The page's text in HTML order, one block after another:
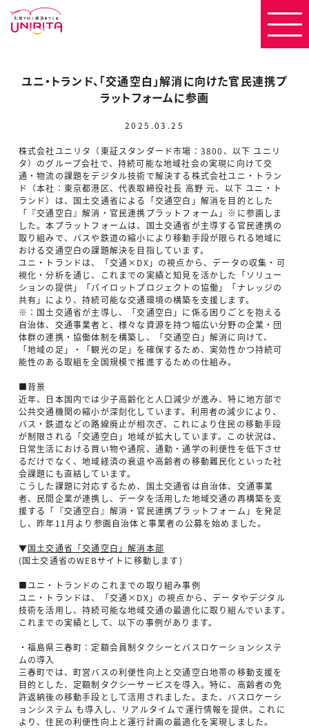
ユニ・トランド、「交通空白」解消に向けた官民連携プ
ラットフォームに参画
2025.03.25
株式会社ユニリタ（東証スタンダード市場：3800、以下 ユニリ
タ）のグループ会社で、持続可能な地域社会の実現に向けて交
通・物流の課題をデジタル技術で解決する株式会社ユニ・トラン
ド（本社：東京都港区、代表取締役社長 高野 元、以下 ユニ・ト
ランド）は、国土交通省による「交通空白」解消を目的とした
「『交通空白』解消・官民連携プラットフォーム」※に参画しま
した。本プラットフォームは、国土交通省が主導する官民連携の
取り組みで、バスや鉄道の縮小により移動手段が限られる地域に
おける交通空白の課題解決を目指しています。
ユニ・トランドは、「交通×DX」の視点から、データの収集・可
視化・分析を通じ、これまでの実績と知見を活かした「ソリュー
ションの提供」「パイロットプロジェクトの協働」「ナレッジの
共有」により、持続可能な交通環境の構築を支援します。
※：国土交通省が主導し、「交通空白」に係る困りごとを抱える
自治体、交通事業者と、様々な資源を持つ幅広い分野の企業・団
体群の連携・協働体制を構築し、「交通空白」解消に向けて、
「地域の足」・「観光の足」を確保するため、実効性かつ持続可
能性のある取組を全国規模で推進するための仕組み。
■背景
近年、日本国内では少子高齢化と人口減少が進み、特に地方部で
公共交通機関の縮小が深刻化しています。利用者の減少により、
バス・鉄道などの路線廃止が相次ぎ、これにより住民の移動手段
が制限される「交通空白」地域が拡大しています。この状況は、
日常生活における買い物や通院、通勤・通学の利便性を低下させ
るだけでなく、地域経済の衰退や高齢者の移動難民化といった社
会課題にも直結しています。
こうした課題に対応するため、国土交通省は自治体、交通事業
者、民間企業が連携し、データを活用した地域交通の再構築を支
援する「『交通空白』解消・官民連携プラットフォーム」を発足
し、昨年11月より参画自治体と事業者の公募を始めました。
▼国土交通省「交通空白」解消本部
(国土交通省のWEBサイトに移動します)
■ユニ・トランドのこれまでの取り組み事例
ユニ・トランドは、「交通×DX」の視点から、データやデジタル
技術を活用し、持続可能な地域交通の最適化に取り組んでいます。
これまでの実績として、以下の事例があります。
・福島県三春町：定額会員制タクシーとバスロケーションシステ
ムの導入
三春町では、町営バスの利便性向上と交通空白地帯の移動支援を
目的とした、定額制タクシーサービスを導入。特に、高齢者の免
許返納後の移動手段として活用されました。また、バスロケーシ
ョンシステム も導入し、リアルタイムで運行情報を提供。これに
より、住民の利便性向上と運行計画の最適化を実現しました。